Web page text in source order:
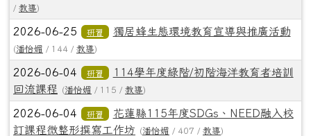
/ 教導)
2026-06-25 研習 獨居蜂生態環境教育宣導與推廣活動
(潘怡媚 / 144 / 教導)
2026-06-04 研習
114學年度綠階/初階海洋教育者培訓
回流課程
(潘怡媚 / 115 / 教導)
2026-06-04 研習
花蓮縣115年度SDGs、NEED融入校
訂課程微整形撰寫工作坊
(潘怡媚 / 407 / 教導)